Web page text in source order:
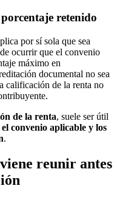
retenido
por sí sola que sea
ocurrir que el convenio
máximo en
documental no sea
calificación de la renta no
de la renta, suele ser útil
convenio aplicable y los
.
reunir antes